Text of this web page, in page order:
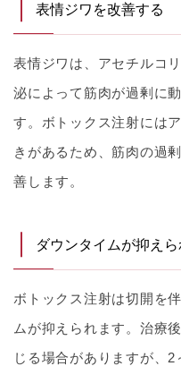
表情ジワを改善する
表情ジワは、アセチルコ
泌によって筋肉が過剰に
す。ボトックス注射には
きがあるため、筋肉の過
善します。
ダウンタイムが抑えら
ボトックス注射は切開を
ムが抑えられます。治療
じる場合がありますが、